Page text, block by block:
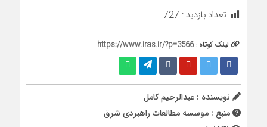
تعداد بازدید : 727
لینک کوتاه :https://www.iras.ir/?p=3566
نویسنده : عبدالرحیم کامل
منبع : موسسه مطالعات راهبردی شرق